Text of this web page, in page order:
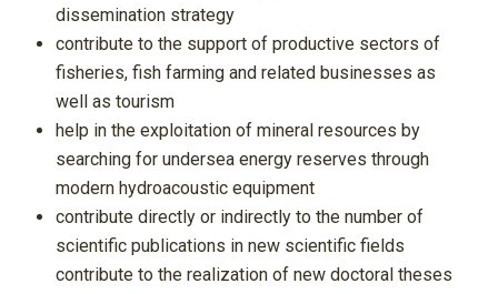
dissemination strategy
contribute to the support of productive sectors of
fisheries, fish farming and related businesses as
well as tourism
help in the exploitation of mineral resources by
searching for undersea energy reserves through
modern hydroacoustic equipment
contribute directly or indirectly to the number of
scientific publications in new scientific fields
contribute to the realization of new doctoral theses